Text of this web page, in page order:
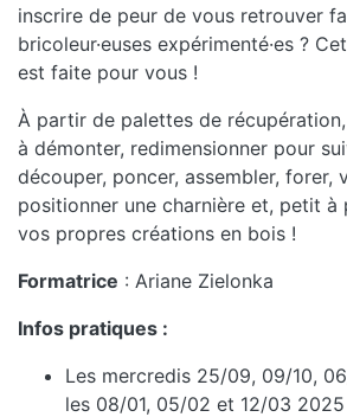
inscrire de peur de vous retrouver
bricoleur·euses expérimenté·es ?
est faite pour vous !
À partir de palettes de
à démonter, redimensionner pour
découper, poncer, assembler, forer,
positionner une charnière et, petit à
vos propres créations en bois !
Formatrice : Ariane Zielonka
Infos pratiques :
Les mercredis 25/09, 09/10,
les 08/01, 05/02 et 12/03 2025